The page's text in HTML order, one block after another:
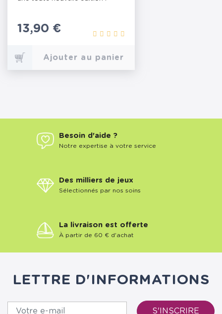
Prix
13,90 €
Ajouter au panier
Besoin d'aide ?
Notre expertise à votre service
Des milliers de jeux
Sélectionnés par nos soins
La livraison est offerte
À partir de 60 € d'achat
LETTRE D'INFORMATIONS